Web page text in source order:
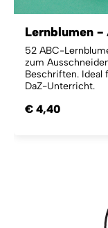
Lernblumen -
52 ABC-
zum
Beschriften. Ideal
DaZ-Unterricht.
€ 4,40